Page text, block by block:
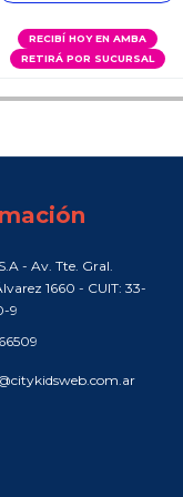
RECIBÍ HOY EN AMBA
RETIRÁ POR SUCURSAL
- Av. Tte. Gral.
1660 - CUIT: 33-
9